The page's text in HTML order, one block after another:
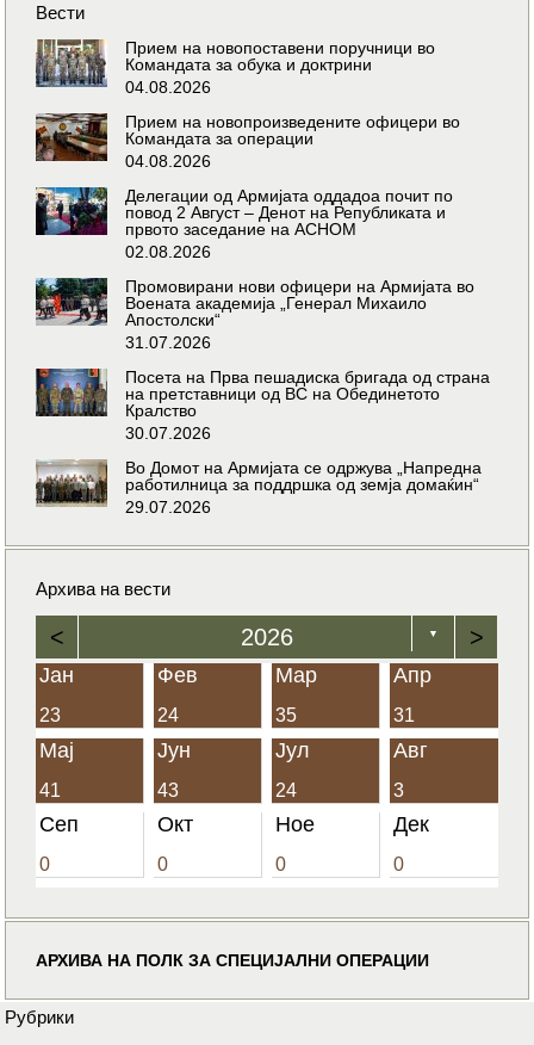
Вести
Прием на новопоставени поручници во
Командата за обука и доктрини
04.08.2026
Прием на новопроизведените офицери во
Командата за операции
04.08.2026
Делегации од Армијата оддадоа почит по
повод 2 Август – Денот на Републиката и
првото заседание на АСНОМ
02.08.2026
Промовирани нови офицери на Армијата во
Воената академија „Генерал Михаило
Апостолски“
31.07.2026
Посета на Прва пешадиска бригада од страна
на претставници од ВС на Обединетото
Кралство
30.07.2026
Во Домот на Армијата се одржува „Напредна
работилница за поддршка од земја домаќин“
29.07.2026
Архива на вести
< 2026 ▼ >
Јан
23
Фев
24
Мар
35
Апр
31
Мај
41
Јун
43
Јул
24
Авг
3
Сеп
0
Окт
0
Ное
0
Дек
0
АРХИВА НА ПОЛК ЗА СПЕЦИЈАЛНИ ОПЕРАЦИИ
Рубрики